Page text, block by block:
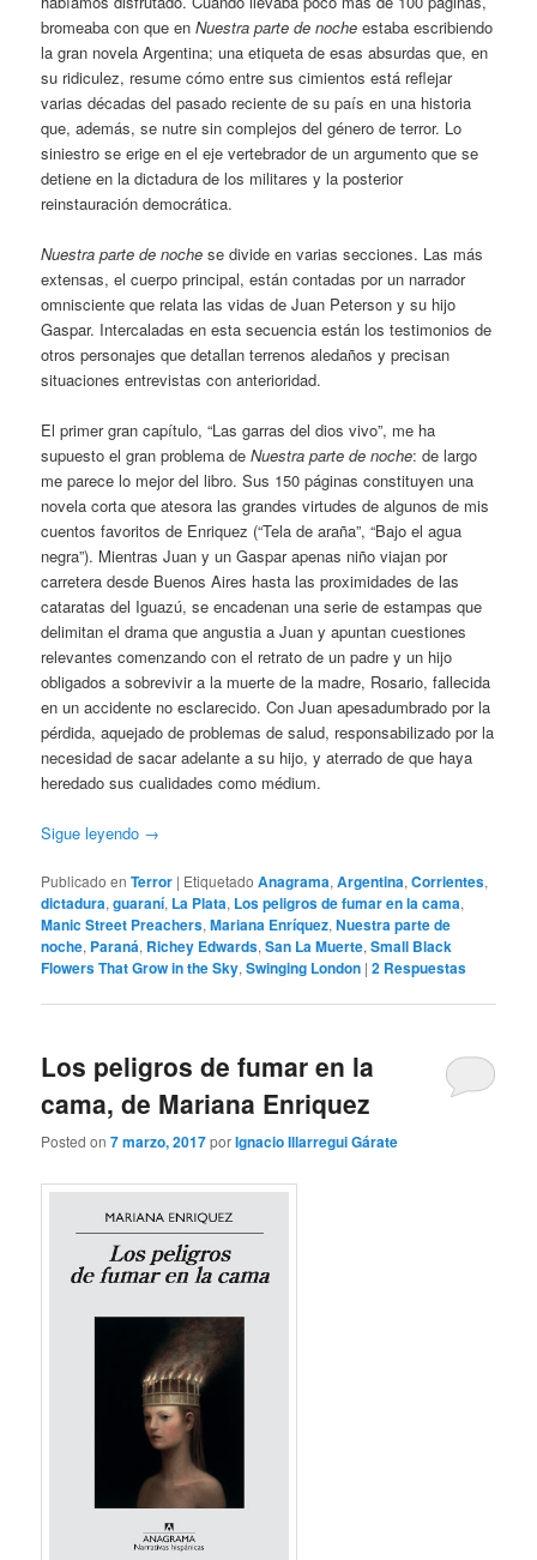
bromeaba con que enNuestra parte de noche estaba escribiendo
la gran novela Argentina; una etiqueta de esas absurdas que, en
su ridiculez, resume cómo entre sus cimientos está reflejar
varias décadas del pasado reciente de su país en una historia
que, además, se nutre sin complejos del género de terror. Lo
siniestro se erige en el eje vertebrador de un argumento que se
detiene en la dictadura de los militares y la posterior
reinstauración democrática.
Nuestra parte de nochese divide en varias secciones. Las más
extensas, el cuerpo principal, están contadas por un narrador
omnisciente que relata las vidas de Juan Peterson y su hijo
Gaspar. Intercaladas en esta secuencia están los testimonios de
otros personajes que detallan terrenos aledaños y precisan
situaciones entrevistas con anterioridad.
El primer gran capítulo, “Las garras del dios vivo”, me ha
supuesto el gran problema deNuestra parte de noche: de largo
me parece lo mejor del libro. Sus 150 páginas constituyen una
novela corta que atesora las grandes virtudes de algunos de mis
cuentos favoritos de Enriquez (“Tela de araña”, “Bajo el agua
negra”). Mientras Juan y un Gaspar apenas niño viajan por
carretera desde Buenos Aires hasta las proximidades de las
cataratas del Iguazú, se encadenan una serie de estampas que
delimitan el drama que angustia a Juan y apuntan cuestiones
relevantes comenzando con el retrato de un padre y un hijo
obligados a sobrevivir a la muerte de la madre, Rosario, fallecida
en un accidente no esclarecido. Con Juan apesadumbrado por la
pérdida, aquejado de problemas de salud, responsabilizado por la
necesidad de sacar adelante a su hijo, y aterrado de que haya
heredado sus cualidades como médium.
Sigue leyendo →
Publicado en Terror | Etiquetado Anagrama,Argentina,Corrientes,
dictadura,guaraní, La Plata, Los peligros de fumar en la cama,
Manic Street Preachers,Mariana Enríquez,Nuestra parte de
noche, Paraná, Richey Edwards,San La Muerte,Small Black
Flowers That Grow in the Sky,Swinging London |2 Respuestas
Los peligros de fumar en la
cama, de Mariana Enriquez
Posted on7 marzo, 2017porIgnacio Illarregui Gárate